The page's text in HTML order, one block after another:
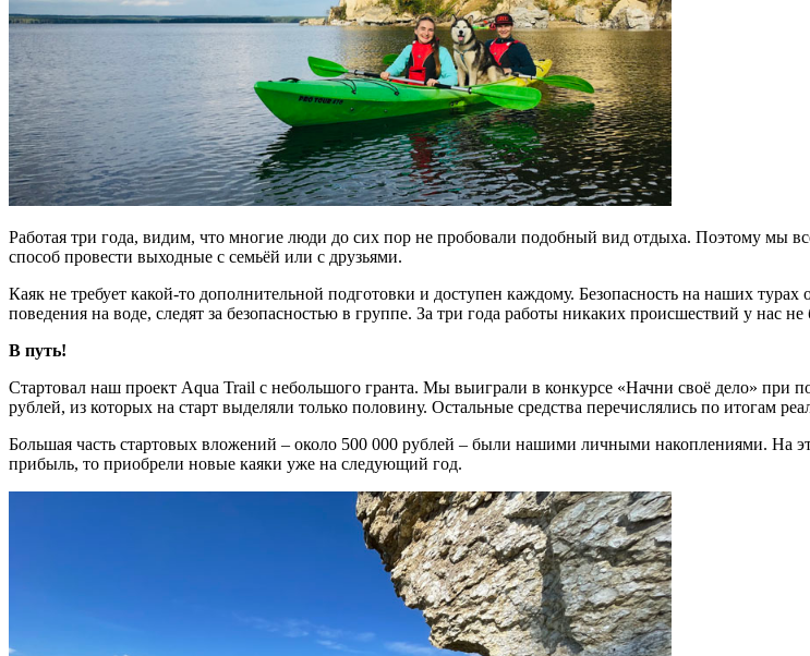
Работая три года, видим, что многие люди до сих пор не пробовали подобный вид отдыха. Поэтому мы
способ провести выходные с семьёй или с друзьями.
Каяк не требует какой-то дополнительной подготовки и доступен каждому. Безопасность на наших
поведения на воде, следят за безопасностью в группе. За три года работы никаких происшествий у нас не
В путь!
Стартовал наш проект Aqua Trail с небольшого гранта. Мы выиграли в конкурсе «Начни своё дело»
рублей, из которых на старт выделяли только половину. Остальные средства перечислялись по итогам
Большая часть стартовых вложений – около 500 000 рублей – были нашими личными накоплениями. На
прибыль, то приобрели новые каяки уже на следующий год.